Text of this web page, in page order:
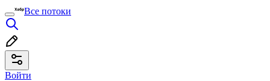
Все потоки
Войти